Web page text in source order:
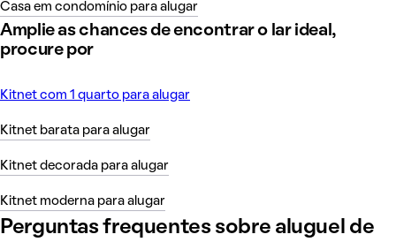
Casa em condomínio para alugar
Amplie as chances de encontrar o lar ideal,
procure por
Kitnet com 1 quarto para alugar
Kitnet barata para alugar
Kitnet decorada para alugar
Kitnet moderna para alugar
Perguntas frequentes sobre aluguel de